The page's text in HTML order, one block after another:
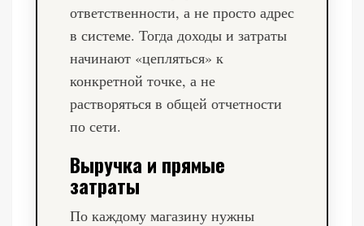
ответственности, а не просто адрес
в системе. Тогда доходы и затраты
начинают «цепляться» к
конкретной точке, а не
растворяться в общей отчетности
по сети.
Выручка и прямые
затраты
По каждому магазину нужны